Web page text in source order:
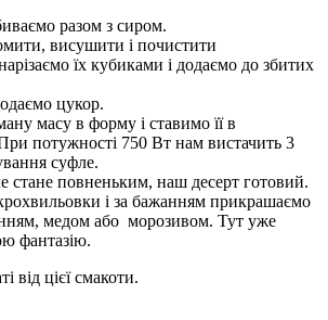
разом з сиром.
висушити і почистити
їх кубиками і додаємо до збитих
цукор.
масу в форму і ставимо її в
потужності 750 Вт нам вистачить 3
суфле.
стане повненьким, наш десерт готовий.
і за бажанням прикрашаємо
медом або морозивом. Тут уже
фантазію.
від цієї смакоти.